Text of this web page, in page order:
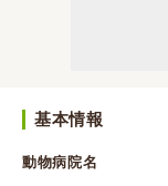
基本情報
動物病院名